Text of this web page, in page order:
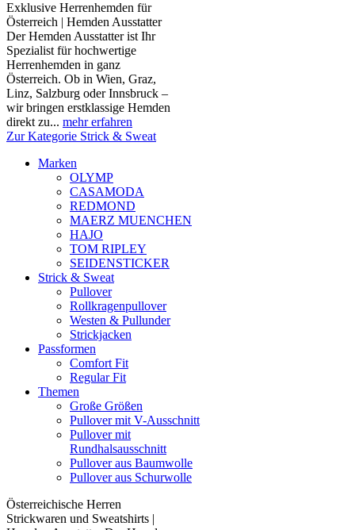
Exklusive Herrenhemden für
Österreich | Hemden Ausstatter
Der Hemden Ausstatter ist Ihr
Spezialist für hochwertige
Herrenhemden in ganz
Österreich. Ob in Wien, Graz,
Linz, Salzburg oder Innsbruck –
wir bringen erstklassige Hemden
direkt zu... mehr erfahren
Zur Kategorie Strick & Sweat
Marken
OLYMP
CASAMODA
REDMOND
MAERZ MUENCHEN
HAJO
TOM RIPLEY
SEIDENSTICKER
Strick & Sweat
Pullover
Rollkragenpullover
Westen & Pullunder
Strickjacken
Passformen
Comfort Fit
Regular Fit
Themen
Große Größen
Pullover mit V-Ausschnitt
Pullover mit
Rundhalsausschnitt
Pullover aus Baumwolle
Pullover aus Schurwolle
Österreichische Herren
Strickwaren und Sweatshirts |